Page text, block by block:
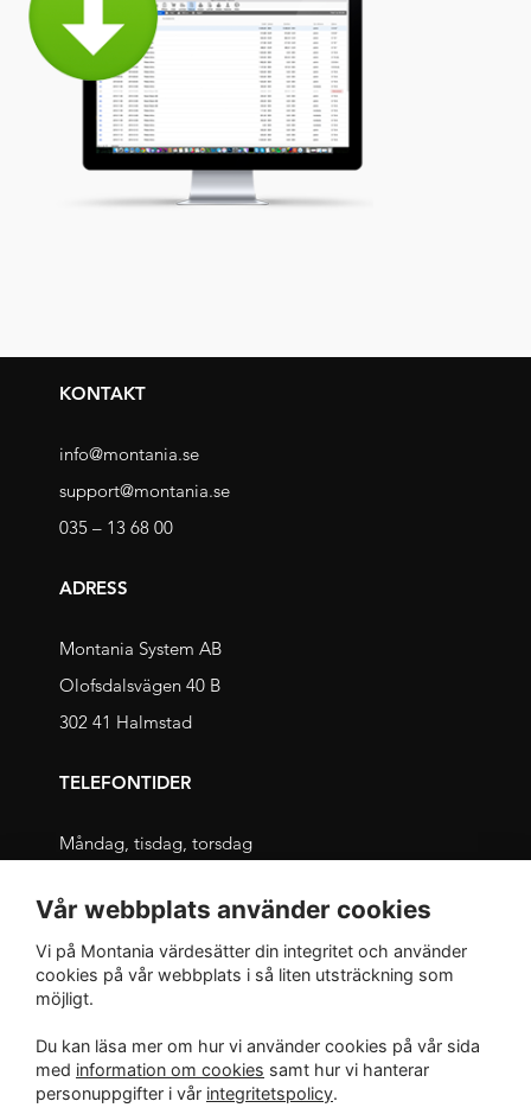
KONTAKT
info@montania.se
support@montania.se
035 – 13 68 00
ADRESS
Montania System AB
Olofsdalsvägen 40 B
302 41 Halmstad
TELEFONTIDER
Måndag, tisdag, torsdag
Onsdag, fredag
09.00 – 12.00 och 13.00 – 16.00
INTEGRITET
Integritetspolicy
Vår webbplats använder cookies
Vi på Montania värdesätter din integritet och använder
cookies på vår webbplats i så liten utsträckning som
möjligt.
Du kan läsa mer om hur vi använder cookies på vår sida
med information om cookies samt hur vi hanterar
personuppgifter i vår integritetspolicy.